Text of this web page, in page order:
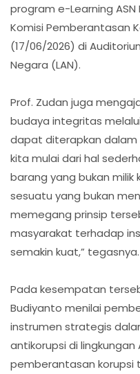
program e-Learning
Komisi Pemberantasan
(17/06/2026) di
Negara (LAN).
Prof. Zudan juga
budaya integritas
dapat diterapkan dalam
kita mulai dari hal
barang yang bukan
sesuatu yang bukan
memegang prinsip
masyarakat terhadap
semakin kuat,” tegasnya.
Pada kesempatan
Budiyanto menilai
instrumen strategis
antikorupsi di lingkungan
pemberantasan korupsi